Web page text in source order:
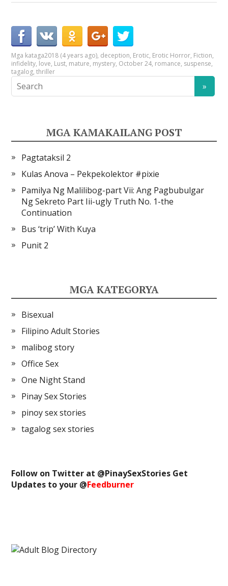
Mga kataga2018 (4 years ago), deception, Erotic, Erotic Horror, Fiction,
infidelity, love, Lust, mature, mystery, October 24, romance, suspense,
tagalog,thriller
MGA KAMAKAILANG POST
Pagtataksil 2
Kulas Anova – Pekpekolektor #pixie
Pamilya Ng Malilibog-part Vii: Ang Pagbubulgar
Ng Sekreto Part Iii-ugly Truth No. 1-the
Continuation
Bus ‘trip’ With Kuya
Punit 2
MGA KATEGORYA
Bisexual
Filipino Adult Stories
malibog story
Office Sex
One Night Stand
Pinay Sex Stories
pinoy sex stories
tagalog sex stories
Follow on Twitter at @PinaySexStories Get
Updates to your @Feedburner